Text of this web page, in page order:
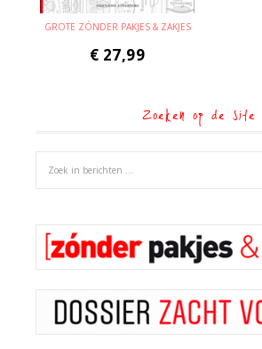
GROTE ZÓNDER PAKJES & ZAKJES
€ 27,99
Zoeken op de site